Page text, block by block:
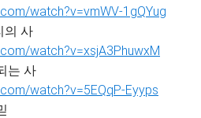
watch?v=vmWV-1gQYug
의 사
watch?v=xsjA3PhuwxM
는 사
watch?v=5EQqP-Eyyps